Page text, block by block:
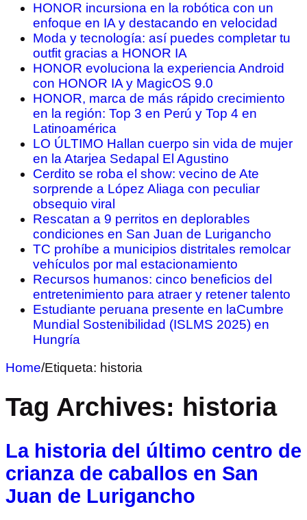
HONOR incursiona en la robótica con un
enfoque en IA y destacando en velocidad
Moda y tecnología: así puedes completar tu
outfit gracias a HONOR IA
HONOR evoluciona la experiencia Android
con HONOR IA y MagicOS 9.0
HONOR, marca de más rápido crecimiento
en la región: Top 3 en Perú y Top 4 en
Latinoamérica
LO ÚLTIMO Hallan cuerpo sin vida de mujer
en la Atarjea Sedapal El Agustino
Cerdito se roba el show: vecino de Ate
sorprende a López Aliaga con peculiar
obsequio viral
Rescatan a 9 perritos en deplorables
condiciones en San Juan de Lurigancho
TC prohíbe a municipios distritales remolcar
vehículos por mal estacionamiento
Recursos humanos: cinco beneficios del
entretenimiento para atraer y retener talento
Estudiante peruana presente en laCumbre
Mundial Sostenibilidad (ISLMS 2025) en
Hungría
Home/Etiqueta: historia
Tag Archives: historia
La historia del último centro de
crianza de caballos en San
Juan de Lurigancho